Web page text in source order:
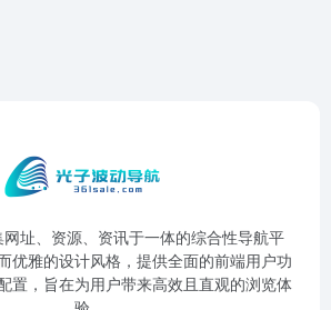
址、资源、资讯于一体的综合性导航平
优雅的设计风格，提供全面的前端用户功
置，旨在为用户带来高效且直观的浏览体